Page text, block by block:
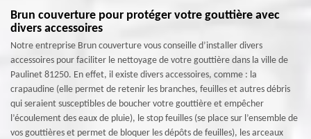
Brun couverture pour protéger votre gouttière avec
divers accessoires
Notre entreprise Brun couverture vous conseille d’installer divers
accessoires pour faciliter le nettoyage de votre gouttière dans la ville de
Paulinet 81250. En effet, il existe divers accessoires, comme : la
crapaudine (elle permet de retenir les branches, feuilles et autres débris
qui seraient susceptibles de boucher votre gouttière et empêcher
l’écoulement des eaux de pluie), le stop feuilles (se place sur l’ensemble de
vos gouttières et permet de bloquer les dépôts de feuilles), les arceaux